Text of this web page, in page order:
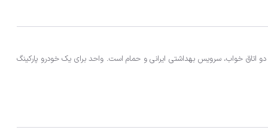
خانه نارنج (2) در کلارآباد اقامتگاهی برای سفرهای کاری و استراحت شماست. این خانه با زیر بنای 75 متر مربع در طبقه همکف ساختمانی دو طبقه واقع شده است. خانه دارای دو اتاق خواب، سرویس بهداشتی ایرانی و حمام است. واحد برای یک خودرو پارکینگ